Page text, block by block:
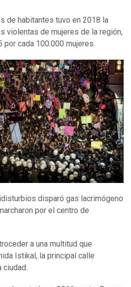
de habitantes tuvo en 2018 la
violentas de mujeres de la región,
por cada 100.000 mujeres.
disparó gas lacrimógeno
por el centro de
a una multitud que
Istikal, la principal calle
ciudad.